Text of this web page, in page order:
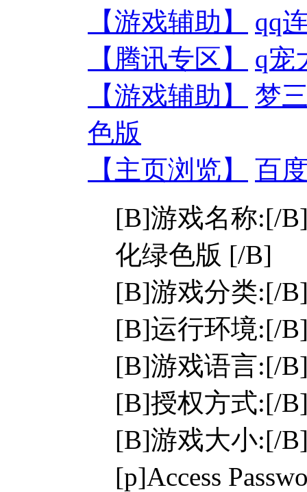
【游戏辅助】
qq
【腾讯专区】
q宠
【游戏辅助】
梦
色版
【主页浏览】
百
[B]游戏名称:[/
化绿色版 [/B]
[B]游戏分类:[/
[B]运行环境:[/
[B]游戏语言:[/
[B]授权方式:[/
[B]游戏大小:[/
[p]Access